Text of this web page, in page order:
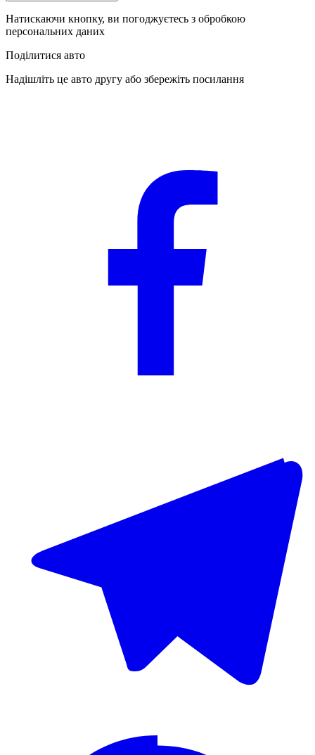
Натискаючи кнопку, ви погоджуєтесь з обробкою
персональних даних
Поділитися авто
Надішліть це авто другу або збережіть посилання